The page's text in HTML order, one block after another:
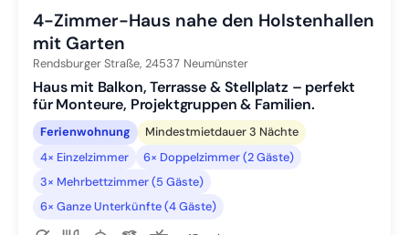
4-Zimmer-Haus nahe den Holstenhallen
mit Garten
Rendsburger Straße, 24537 Neumünster
Haus mit Balkon, Terrasse & Stellplatz – perfekt
für Monteure, Projektgruppen & Familien.
Ferienwohnung
Mindestmietdauer 3 Nächte
4× Einzelzimmer
6× Doppelzimmer (2 Gäste)
3× Mehrbettzimmer (5 Gäste)
6× Ganze Unterkünfte (4 Gäste)